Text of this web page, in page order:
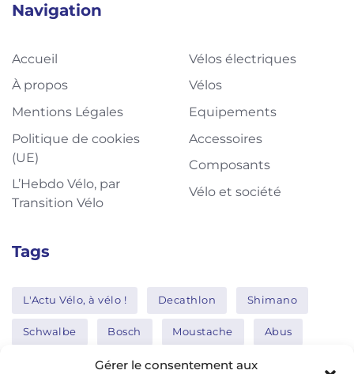
Gérer le consentement aux
Navigation
Accueil
À propos
Mentions Légales
Politique de cookies
(UE)
L’Hebdo Vélo, par
Transition Vélo
Vélos électriques
Vélos
Equipements
Accessoires
Composants
Vélo et société
Tags
L'Actu Vélo, à vélo ! Decathlon Shimano
Schwalbe Bosch Moustache Abus
Thule Nakamura